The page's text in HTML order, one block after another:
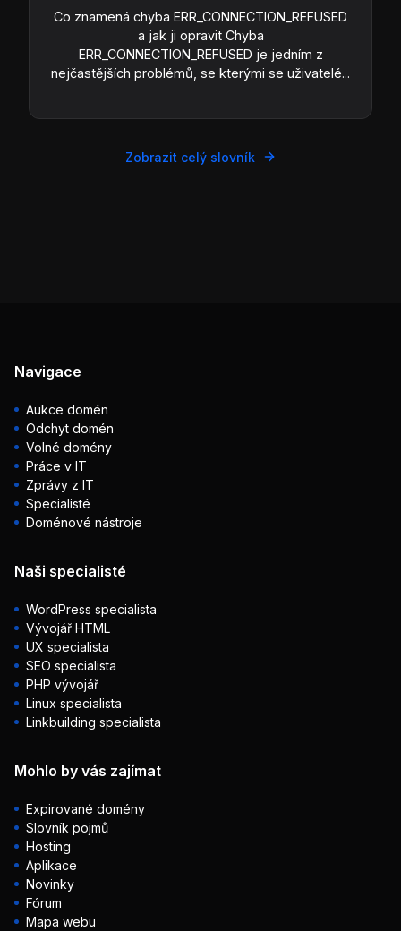
Co znamená chyba ERR_CONNECTION_REFUSED
a jak ji opravit Chyba
ERR_CONNECTION_REFUSED je jedním z
nejčastějších problémů, se kterými se uživatelé...
Zobrazit celý slovník
Navigace
Aukce domén
Odchyt domén
Volné domény
Práce v IT
Zprávy z IT
Specialisté
Doménové nástroje
Naši specialisté
WordPress specialista
Vývojář HTML
UX specialista
SEO specialista
PHP vývojář
Linux specialista
Linkbuilding specialista
Mohlo by vás zajímat
Expirované domény
Slovník pojmů
Hosting
Aplikace
Novinky
Fórum
Mapa webu